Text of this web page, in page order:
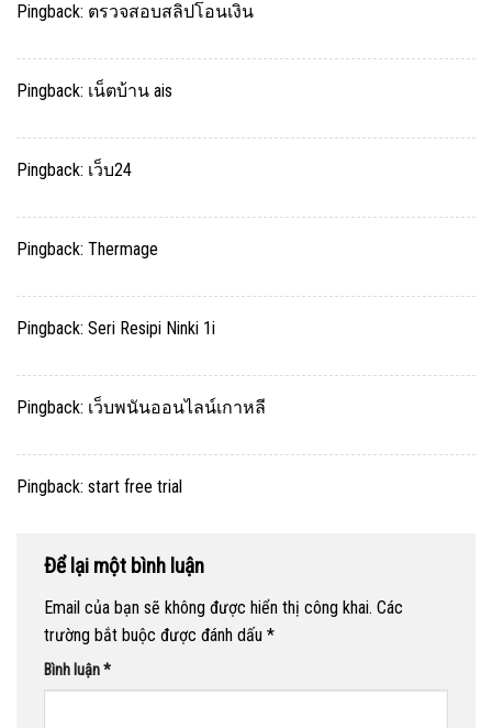
Pingback: ตรวจสอบสลิปโอนเงิน
Pingback: เน็ตบ้าน ais
Pingback: เว็บ24
Pingback: Thermage
Pingback: Seri Resipi Ninki 1i
Pingback: เว็บพนันออนไลน์เกาหลี
Pingback: start free trial
Để lại một bình luận
Email của bạn sẽ không được hiển thị công khai. Các
trường bắt buộc được đánh dấu *
Bình luận*